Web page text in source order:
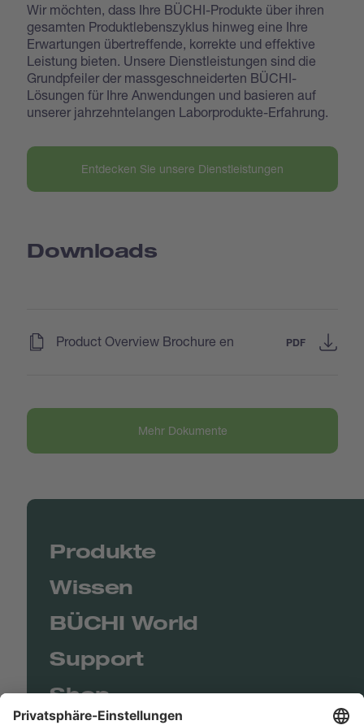
Wir möchten, dass Ihre BÜCHI-Produkte über ihren
gesamten Produktlebenszyklus hinweg eine Ihre
Erwartungen übertreffende, korrekte und effektive
Leistung bieten. Unsere Dienstleistungen sind die
Grundpfeiler der massgeschneiderten BÜCHI-
Lösungen für Ihre Anwendungen und basieren auf
unserer jahrzehntelangen Laborprodukte-Erfahrung.
Entdecken Sie unsere Dienstleistungen
Downloads
Product Overview Brochure en PDF
Mehr Dokumente
Produkte
Wissen
BÜCHI World
Support
Shop